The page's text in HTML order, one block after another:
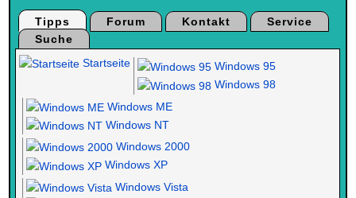
Tipps Forum Kontakt
Service
Suche
Startseite
Windows 95
Windows 98
Windows ME
Windows NT
Windows 2000
Windows XP
Windows Vista